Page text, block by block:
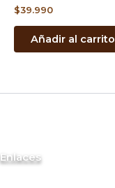
$39.990
Añadir al carrito
Enlaces